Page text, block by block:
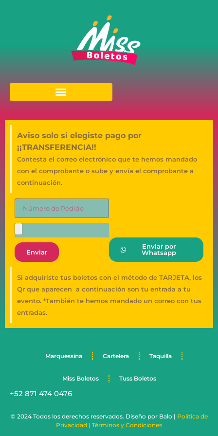
Aviso solo si elegiste pago por
¡¡TRANSFERENCIA!!
Contesta el correo electrónico que te hemos mandado
con el comprobante o sube y envía el comprobante a
continuación.
Enviar
Enviar por
Whatsapp
Si adquiriste tus boletos con el método de TARJETA, los
Qr que aparecen a continuación son tu entrada a tu
evento. *También te hemos mandado un correo con tus
entradas.
Marquessina Cartelera Taquilla
Miss Boletos Tuss Boletos
+52 871 474 0476
© 2024 Todos los derechos reservados. Diseño por Balo | Política de
Privacidad | Términos y Condiciones